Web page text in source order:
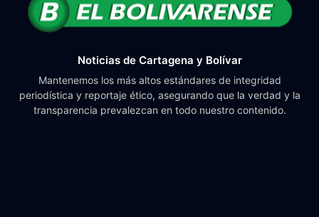
Noticias de Cartagena y Bolívar
Mantenemos los más altos estándares de integridad
periodística y reportaje ético, asegurando que la verdad y la
transparencia prevalezcan en todo nuestro contenido.